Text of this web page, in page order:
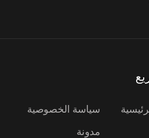
سياسة الخصوصية
مدونة